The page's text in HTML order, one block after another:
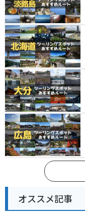
オススメ記事